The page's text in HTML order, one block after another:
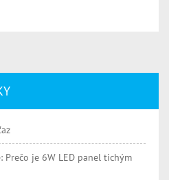
Prečo je 6W LED panel tichým